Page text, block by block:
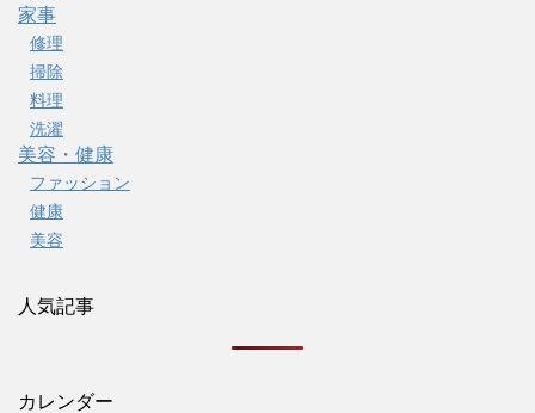
家事
修理
掃除
料理
洗濯
美容・健康
ファッション
健康
美容
人気記事
カレンダー